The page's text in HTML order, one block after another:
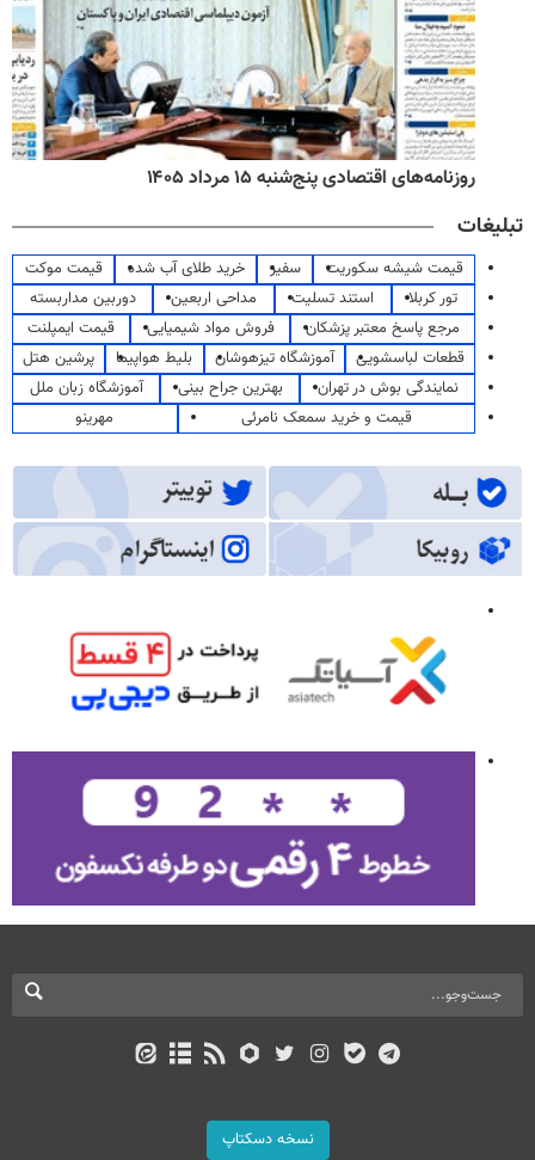
روزنامه‌های صبح پنج‌شنبه ۱۵ مرداد ۱۴۰۵
تبلیغات
قیمت شیشه سکوریت سفیر خرید طلای آب شده
قیمت موکت
تور کربلا
استند تسلیت مداحی اربعین
دوربین مداربسته
مرجع پاسخ معتبر پزشکان
فروش مواد شیمیایی
قیمت ایمپلنت
قطعات لباسشویی
آموزشگاه تیزهوشان بلیط هواپیما
پرشین هتل
نمایندگی بوش در تهران
بهترین جراح بینی
آموزشگاه زبان ملل
قیمت و خرید سمعک نامرئی
مهرینو
نسخه دسکتاپ